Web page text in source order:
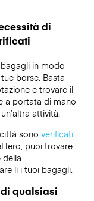
di
in modo
borse. Basta
e trovare il
a portata di mano
attività.
sono verificati
puoi trovare
della
lì i tuoi bagagli.
qualsiasi